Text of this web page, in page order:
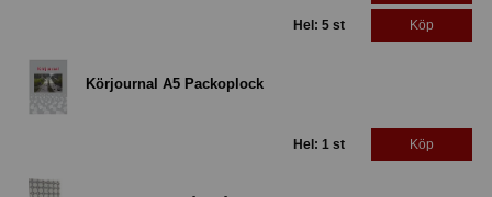
Hel: 5 st Köp
Körjournal A5 Packoplock
Hel: 1 st Köp